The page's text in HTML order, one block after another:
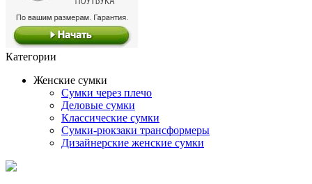
Категории
Женские сумки
Сумки через плечо
Деловые сумки
Классические сумки
Сумки-рюкзаки трансформеры
Дизайнерские женские сумки